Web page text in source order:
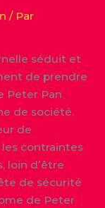
/ Par
séduit et
de prendre
Peter Pan
de société.
de
contraintes
loin d’être
de sécurité
de Peter